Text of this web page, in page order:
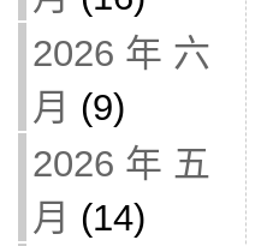
2026 年 六
月 (9)
2026 年 五
月 (14)